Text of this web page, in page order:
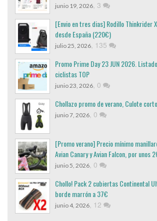
junio 19, 2026, 3
[Envio en tres dias] Rodillo Thinkrider
desde España (220€)
julio 25, 2026, 135
Promo Prime Day 23 JUN 2026.
ciclistas TOP
junio 23, 2026, 0
Chollazo promo de verano, Culote
junio 7, 2026, 0
[Promo verano] Precio mínimo
Avian Canary y Avian Falcon, por unos
junio 5, 2026, 0
Chollo! Pack 2 cubiertas Continental
borde marrón a 37€
junio 4, 2026, 12